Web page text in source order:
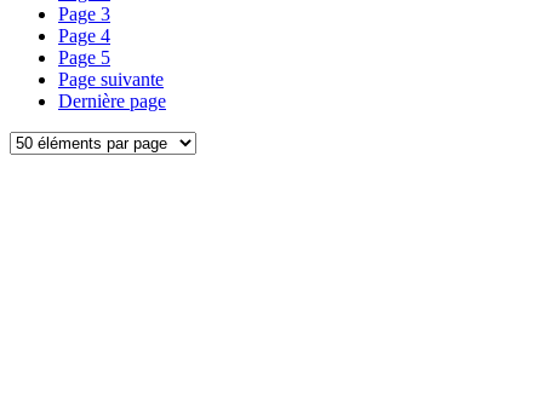
Page 3
Page 4
Page 5
Page suivante
Dernière page